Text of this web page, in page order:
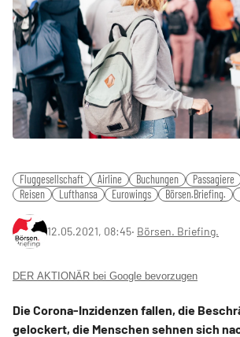
Fluggesellschaft Airline Buchungen Passagiere
Reisen
Lufthansa Eurowings Börsen.Briefing.
12.05.2021, 08:45‧ Börsen. Briefing.
DER AKTIONÄR bei Google bevorzugen
Die Corona-Inzidenzen fallen, die
gelockert, die Menschen sehnen sich